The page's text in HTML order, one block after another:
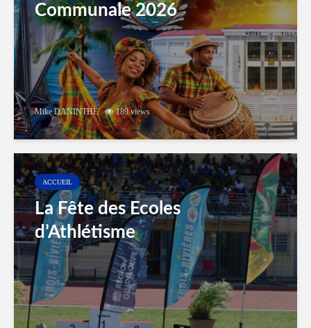
Communale 2026
Mike DANINTHE 189 views
ACCUEIL
La Fête des Ecoles
d’Athlétisme